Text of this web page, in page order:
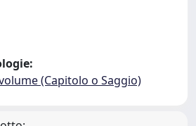
(Capitolo o Saggio)